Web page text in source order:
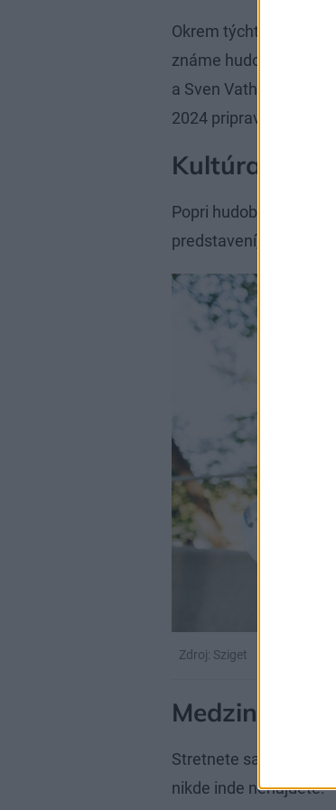
Okrem týchto
známe hudobné
a Sven Vath. S
2024 pripravený
Kultúra a
Popri hudobných
predstavení, výstav,
Zdroj: Sziget
Stretnete sa s ľuďmi z
nikde inde nenájdete.